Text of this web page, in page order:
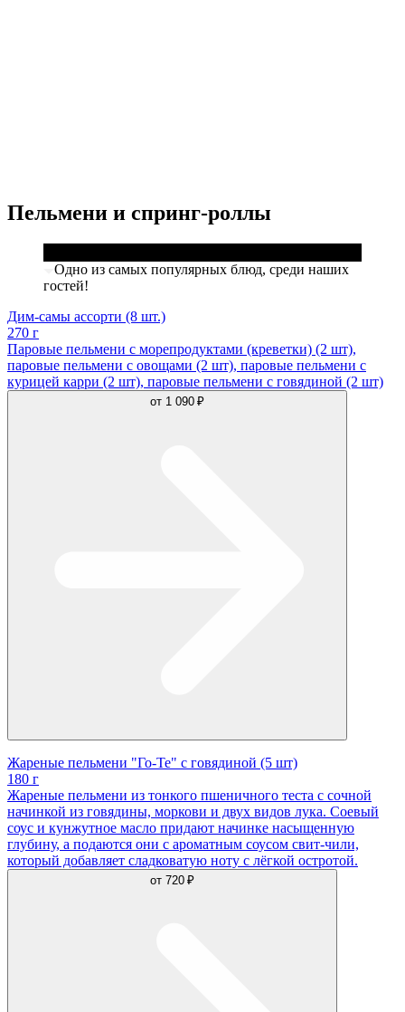
Пельмени и спринг-роллы
Одно из самых популярных блюд, среди наших
гостей!
Дим-самы ассорти (8 шт.)
270 г
Паровые пельмени с морепродуктами (креветки) (2 шт),
паровые пельмени с овощами (2 шт), паровые пельмени с
курицей карри (2 шт), паровые пельмени с говядиной (2 шт)
от 1 090 ₽
Жареные пельмени "Го-Те" с говядиной (5 шт)
180 г
Жареные пельмени из тонкого пшеничного теста с сочной
начинкой из говядины, моркови и двух видов лука. Соевый
соус и кунжутное масло придают начинке насыщенную
глубину, а подаются они с ароматным соусом свит-чили,
который добавляет сладковатую ноту с лёгкой остротой.
от 720 ₽